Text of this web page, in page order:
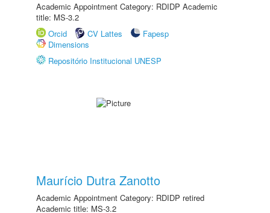
Academic Appointment Category: RDIDP Academic
title: MS-3.2
Orcid
CV Lattes
Fapesp
Dimensions
Repositório Institucional UNESP
Maurício Dutra Zanotto
Academic Appointment Category: RDIDP retired
Academic title: MS-3.2